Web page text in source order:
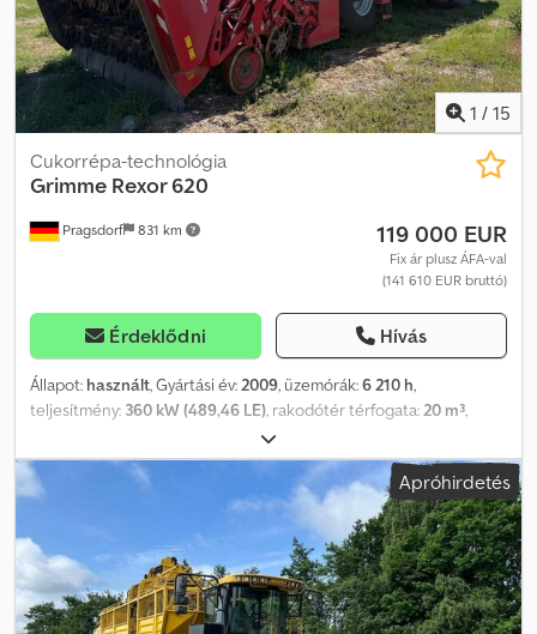
1 / 15
Pragsdorf 831 km
Cukorrépa-technológia
Grimme Rexor 620
119 000 EUR
Fix ár plusz ÁFA-val
(141 610 EUR bruttó)
Érdeklődni Hívás
Állapot: használt, Gyártási év:2009, üzemórák:6 210 h,
teljesítmény: 360 kW (489,46 LE), rakodótér térfogata:20 m³,
, első gumi méret:
gumiabroncs méret:1050/50R32, Felszereltség:fülke,
légkondicionálás
, Gumiabroncs (elöl):800/75R32, Gumiabroncs
(hátul):1050/50R32, Üzemórák:6210, Területteljesítmény:5310,
Sorok száma (6-soros), Körvillogó, Hektárszámláló, Központi kenés,
önjáró_____az elmúlt 3 évben kb.: 30 000,- eurót költöttek
javításokra, Tárolási hely: Ügyfél Dsdpjziwawefx Aglsck
Apróhirdetés